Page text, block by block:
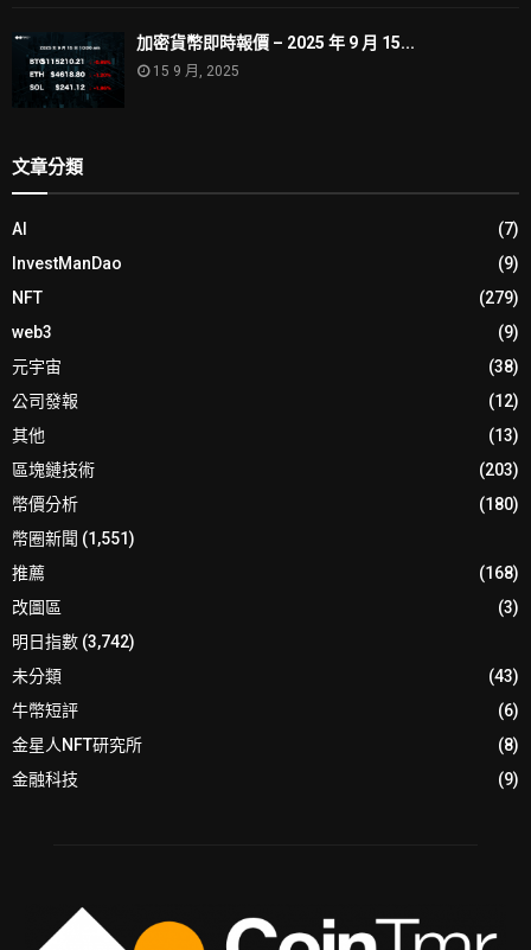
加密貨幣即時報價 – 2025 年 9 月 15...
15 9 月, 2025
文章分類
AI
(7)
InvestManDao
(9)
NFT
(279)
web3
(9)
元宇宙
(38)
公司發報
(12)
其他
(13)
區塊鏈技術
(203)
幣價分析
(180)
幣圈新聞 (1,551)
推薦
(168)
改圖區
(3)
明日指數 (3,742)
未分類
(43)
牛幣短評
(6)
金星人NFT研究所
(8)
金融科技
(9)